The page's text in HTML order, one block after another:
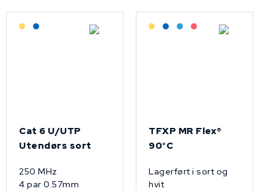
Lagerført: Grossist
Lagerført: NEK Kabel
Cat 6 U/UTP
Utendørs sort
250 MHz
4 par 0.57mm
Lagerført: Grossist
Lagerført: NEK Kabel
Bestilling: 2-3 uker
På forespørsel
TFXP MR Flex®
90°C
Lagerført i sort og
hvit